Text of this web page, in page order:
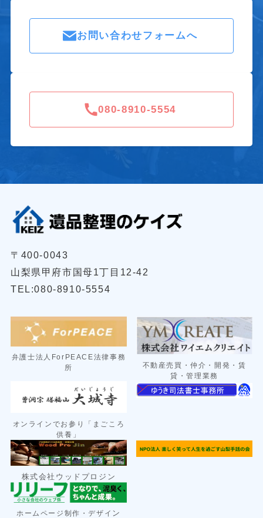
お問い合わせフォームへ
080-8910-5554
〒400-0043
山梨県甲府市国母1丁目12-42
TEL:080-8910-5554
弁護士法人ForPEACE法律事務
所
不動産売買・仲介・開発・賃
貸・管理業務
オンラインでお参り「まごころ
供養」
株式会社ウッドプロジン
ホームページ制作・デザイ ン